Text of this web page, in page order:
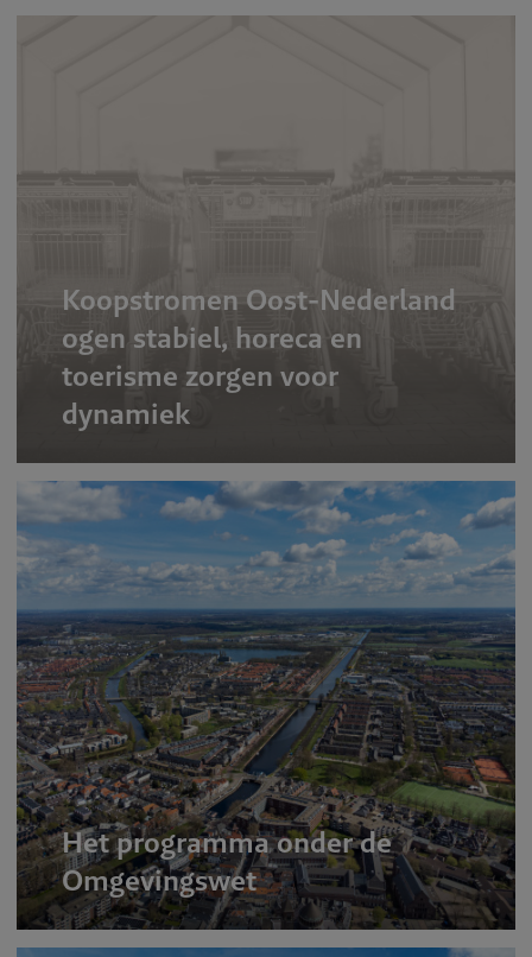
Koopstromen Oost-Nederland
ogen stabiel, horeca en
toerisme zorgen voor
dynamiek
Het programma onder de
Omgevingswet